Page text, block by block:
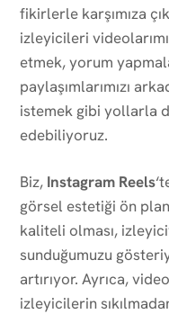
fikirlerle karşımıza
izleyicileri
etmek, yorum
paylaşımlarımızı
istemek gibi yollarla
edebiliyoruz.
Biz, Instagram Reels
görsel estetiği ön
kaliteli olması,
sunduğumuzu
artırıyor. Ayrıca,
izleyicilerin